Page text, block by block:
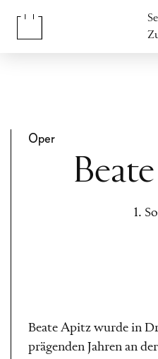
Oper
1.
Beate Apitz wurde in
prägenden Jahren an